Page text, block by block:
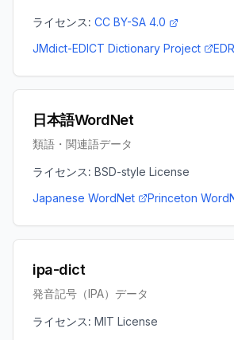
ライセンス: CC BY-SA 4.0
JMdict-EDICT Dictionary Project
日本語WordNet
類語・関連語データ
ライセンス: BSD-style License
Japanese WordNet
Princeton
ipa-dict
発音記号（IPA）データ
ライセンス: MIT License